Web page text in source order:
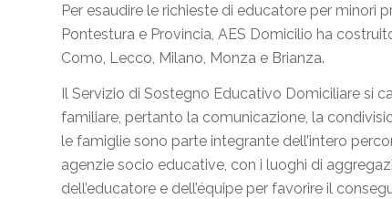
Per esaudire le richieste di educatore per minori
Pontestura e Provincia, AES Domicilio ha
Como, Lecco, Milano, Monza e Brianza.
Il Servizio di Sostegno Educativo Domiciliare si
familiare, pertanto la comunicazione, la
le famiglie sono parte integrante dell’intero
agenzie socio educative, con i luoghi di
dell’educatore e dell’équipe per favorire il